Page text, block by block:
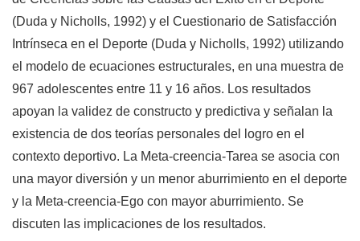
(Duda y Nicholls, 1992) y el Cuestionario de Satisfacción
Intrínseca en el Deporte (Duda y Nicholls, 1992) utilizando
el modelo de ecuaciones estructurales, en una muestra de
967 adolescentes entre 11 y 16 años. Los resultados
apoyan la validez de constructo y predictiva y señalan la
existencia de dos teorías personales del logro en el
contexto deportivo. La Meta-creencia-Tarea se asocia con
una mayor diversión y un menor aburrimiento en el deporte
y la Meta-creencia-Ego con mayor aburrimiento. Se
discuten las implicaciones de los resultados.